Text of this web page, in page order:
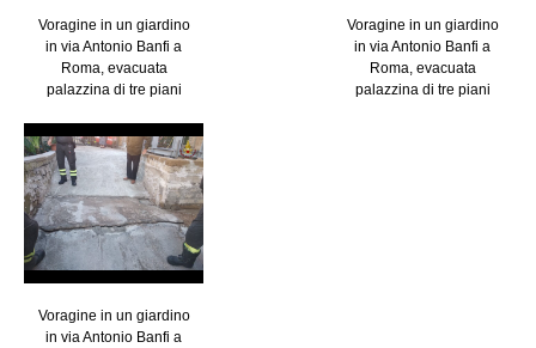
Voragine in un giardino
in via Antonio Banfi a
Roma, evacuata
palazzina di tre piani
Voragine in un giardino
in via Antonio Banfi a
Roma, evacuata
palazzina di tre piani
Voragine in un giardino
in via Antonio Banfi a